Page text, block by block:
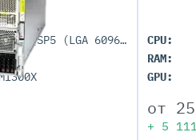
Gen12
Gen11
Gen10 Plus
HPE Gen10
2× AMD EPYC 9005/9004 (SP5 (LGA 6096))
CPU:
RAM:
GPU:
от
+ 5